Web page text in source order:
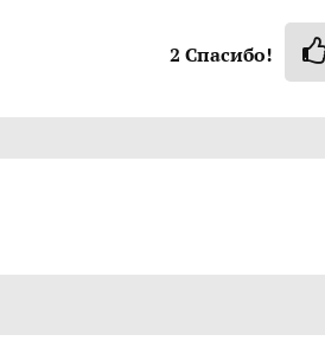
2 Спасибо!